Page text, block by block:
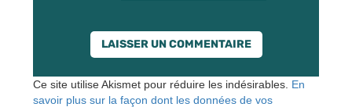
Ce site utilise Akismet pour réduire les indésirables. En
savoir plus sur la façon dont les données de vos